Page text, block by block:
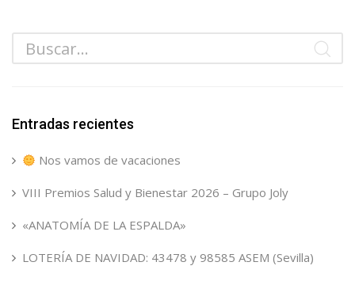
Entradas recientes
Nos vamos de vacaciones
VIII Premios Salud y Bienestar 2026 – Grupo Joly
«ANATOMÍA DE LA ESPALDA»
LOTERÍA DE NAVIDAD: 43478 y 98585 ASEM (Sevilla)